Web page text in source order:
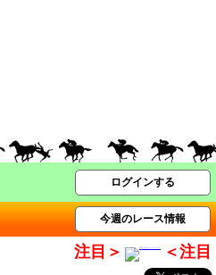
ログインする
今週のレース情報
注目＞ ＜注目